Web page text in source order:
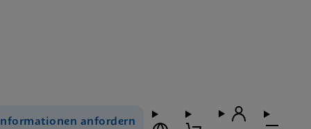
Informationen anfordern